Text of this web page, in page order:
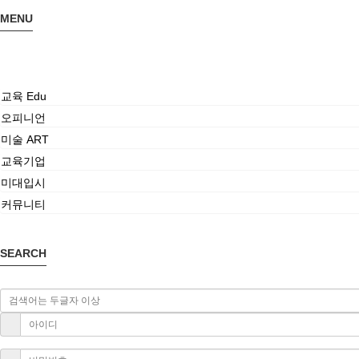
MENU
교육 Edu
오피니언
미술 ART
교육기업
미대입시
커뮤니티
SEARCH